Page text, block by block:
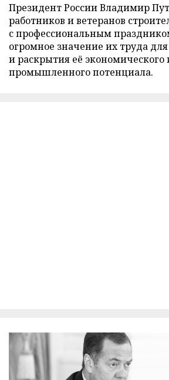
Президент России Владимир
работников и ветеранов
с профессиональным
огромное значение их труда
и раскрытия её экономического
промышленного потенциала.